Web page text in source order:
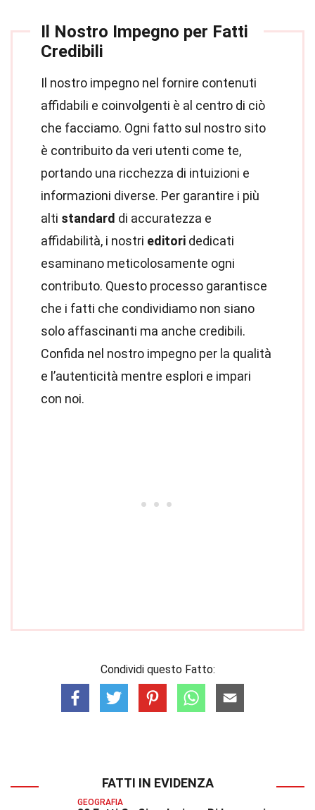
Il Nostro Impegno per Fatti
Credibili
Il nostro impegno nel fornire contenuti
affidabili e coinvolgenti è al centro di ciò
che facciamo. Ogni fatto sul nostro sito
è contribuito da veri utenti come te,
portando una ricchezza di intuizioni e
informazioni diverse. Per garantire i più
alti standard di accuratezza e
affidabilità, i nostri editori dedicati
esaminano meticolosamente ogni
contributo. Questo processo garantisce
che i fatti che condividiamo non siano
solo affascinanti ma anche credibili.
Confida nel nostro impegno per la qualità
e l’autenticità mentre esplori e impari
con noi.
Condividi questo Fatto:
FATTI IN EVIDENZA
GEOGRAFIA